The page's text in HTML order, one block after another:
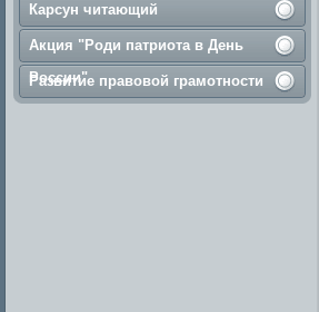
Карсун читающий
Акция "Роди патриота в День
России"
Развитие правовой грамотности